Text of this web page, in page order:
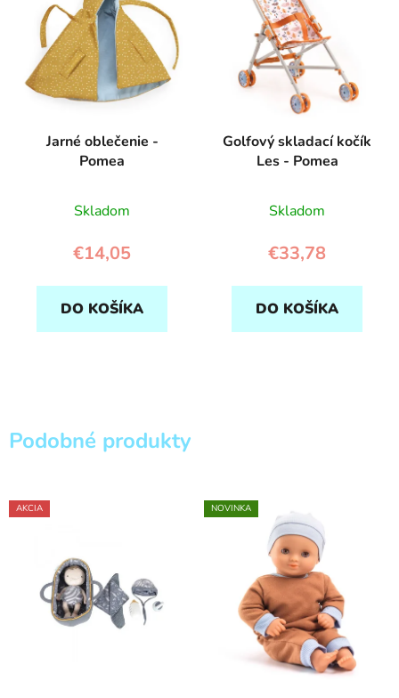
Jarné oblečenie -
Pomea
Skladom
€14,05
DO KOŠÍKA
Golfový skladací kočík
Les - Pomea
Skladom
€33,78
DO KOŠÍKA
Podobné produkty
AKCIA NOVINKA